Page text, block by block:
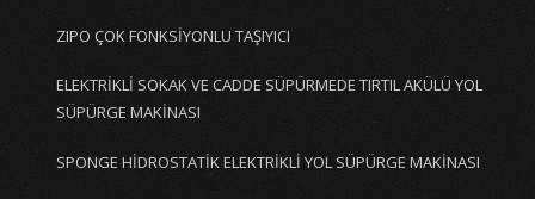
ZIPO ÇOK FONKSİYONLU TAŞIYICI
ELEKTRİKLİ SOKAK VE CADDE SÜPÜRMEDE TIRTIL AKÜLÜ YOL
SÜPÜRGE MAKİNASI
SPONGE HİDROSTATİK ELEKTRİKLİ YOL SÜPÜRGE MAKİNASI